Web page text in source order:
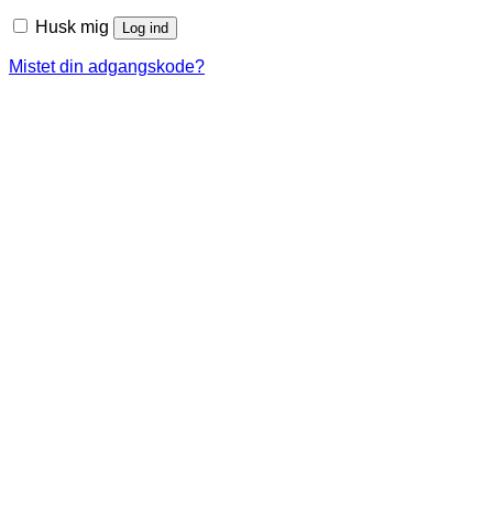
Husk mig Log ind
Mistet din adgangskode?